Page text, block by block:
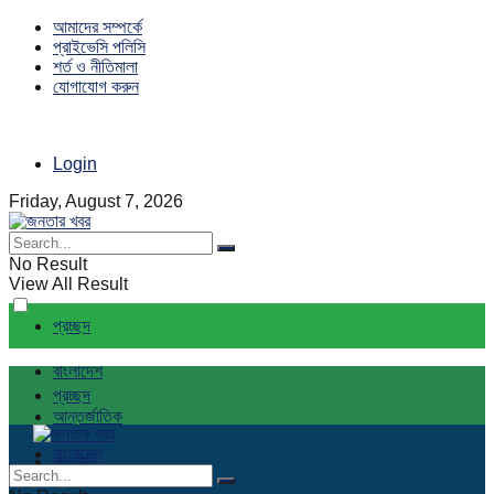
আমাদের সম্পর্কে
প্রাইভেসি পলিসি
শর্ত ও নীতিমালা
যোগাযোগ করুন
Login
Friday, August 7, 2026
No Result
View All Result
প্রচ্ছদ
বাংলাদেশ
আন্তর্জাতিক
রাজনীতি
প্রচ্ছদ
বাংলাদেশ